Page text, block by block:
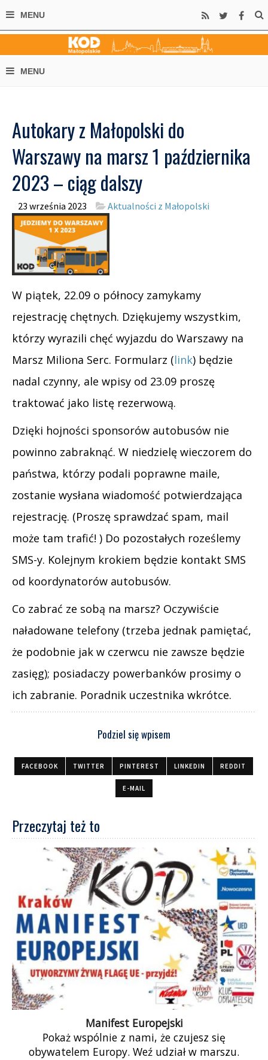
Autokary z Małopolski do
Warszawy na marsz 1 października
2023 – ciąg dalszy
23 września 2023 Aktualności z Małopolski
W piątek, 22.09 o północy zamykamy
rejestrację chętnych. Dziękujemy wszystkim,
którzy wyrazili chęć wyjazdu do Warszawy na
Marsz Miliona Serc. Formularz (link) będzie
nadal czynny, ale wpisy od 23.09 proszę
traktować jako listę rezerwową.
Dzięki hojności sponsorów autobusów nie
powinno zabraknąć. W niedzielę wieczorem do
państwa, którzy podali poprawne maile,
zostanie wysłana wiadomość potwierdzająca
rejestrację. (Proszę sprawdzać spam, mail
może tam trafić! ) Do pozostałych roześlemy
SMS-y. Kolejnym krokiem będzie kontakt SMS
od koordynatorów autobusów.
Co zabrać ze sobą na marsz? Oczywiście
naładowane telefony (trzeba jednak pamiętać,
że podobnie jak w czerwcu nie zawsze będzie
zasięg); posiadaczy powerbanków prosimy o
ich zabranie. Poradnik uczestnika wkrótce.
Podziel się wpisem
FACEBOOK TWITTER PINTEREST LINKEDIN REDDIT
E-MAIL
Przeczytaj też to
Manifest Europejski
Pokaż wspólnie z nami, że czujesz się
obywatelem Europy. Weź udział w marszu.